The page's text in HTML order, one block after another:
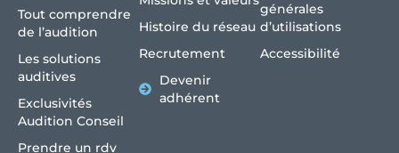
Tout comprendre
de l’audition
Les solutions
auditives
Exclusivités
Audition Conseil
Prendre un rdv
Histoire du réseau
Recrutement
Devenir
adhérent
générales
d’utilisations
Accessibilité